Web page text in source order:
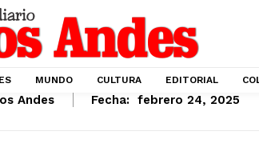
MUNDO CULTURA EDITORIAL
Andes Fecha: febrero 24, 2025